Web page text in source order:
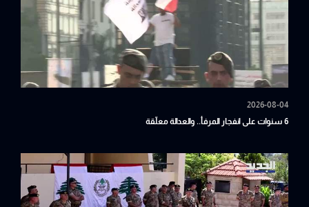
2026-08-04
6 سنوات على انفجار المرفأ.. والعدالة معلّقة